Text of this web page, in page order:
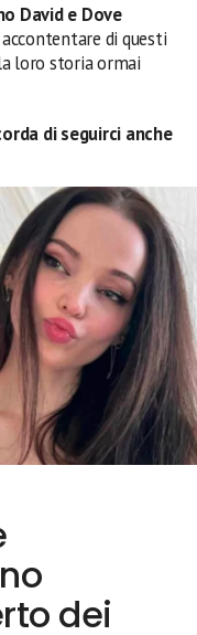
David e Dove
di questi
loro storia ormai
di seguirci anche
dei